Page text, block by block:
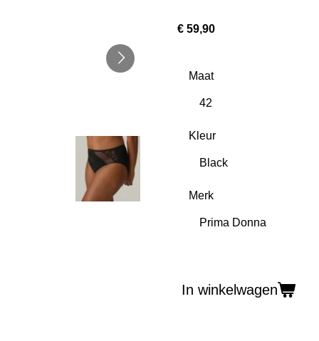
€ 59,90
Maat
Kleur
Merk
In winkelwagen